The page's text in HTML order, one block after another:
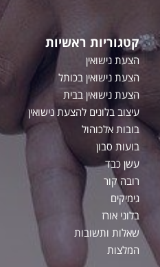
קטגוריות ראשיות
הצעת נישואין
הצעת נישואין בכותל
הצעת נישואין בבית
עיצוב בלונים להצעת נישואין
בובות אלכוהול
בועות סבון
עשן כבד
רובה קור
גימיקים
בלוני אורז
שאלות ותשובות
המלצות